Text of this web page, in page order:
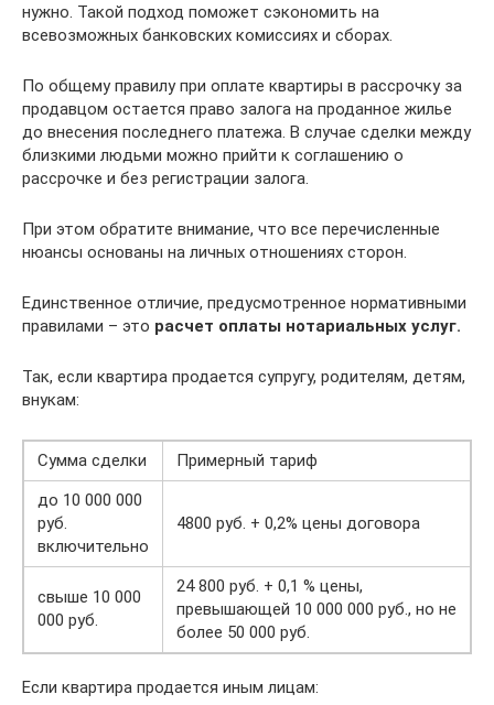
нужно. Такой подход поможет сэкономить на
всевозможных банковских комиссиях и сборах.
По общему правилу при оплате квартиры в рассрочку за
продавцом остается право залога на проданное жилье
до внесения последнего платежа. В случае сделки между
близкими людьми можно прийти к соглашению о
рассрочке и без регистрации залога.
При этом обратите внимание, что все перечисленные
нюансы основаны на личных отношениях сторон.
Единственное отличие, предусмотренное нормативными
правилами – это расчет оплаты нотариальных услуг.
Так, если квартира продается супругу, родителям, детям,
внукам:
Сумма сделки
Примерный тариф
до 10 000 000
руб.
включительно
4800 руб. + 0,2% цены договора
свыше 10 000
000 руб.
24 800 руб. + 0,1 % цены,
превышающей 10 000 000 руб., но не
более 50 000 руб.
Если квартира продается иным лицам: